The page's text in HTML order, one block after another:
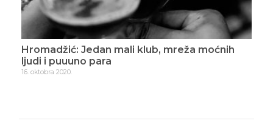
Hromadžić: Zagrebački atentat
2. novembra 2020.